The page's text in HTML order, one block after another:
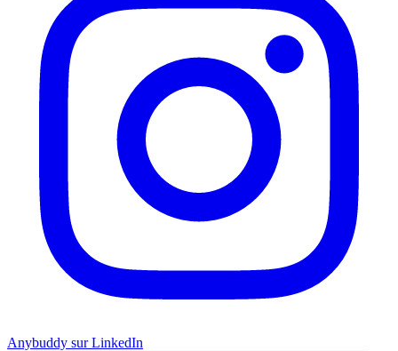
Anybuddy sur LinkedIn